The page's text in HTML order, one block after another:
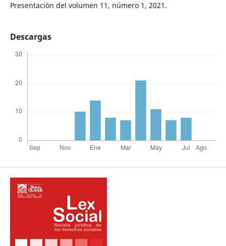
Presentación del volumen 11, número 1, 2021.
Descargas